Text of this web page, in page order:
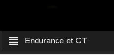
Endurance et GT